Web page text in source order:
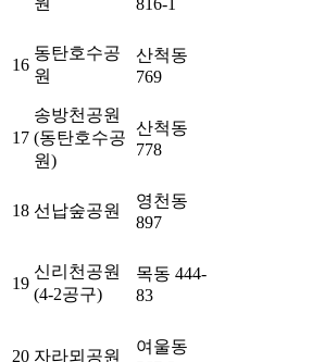
16
동탄호수공
원
산척동
769
17
송방천공원
(동탄호수공
원)
산척동
778
18 선납숲공원
영천동
897
19
신리천공원
(4-2공구)
목동 444-
83
20 자라뫼공원
여울동